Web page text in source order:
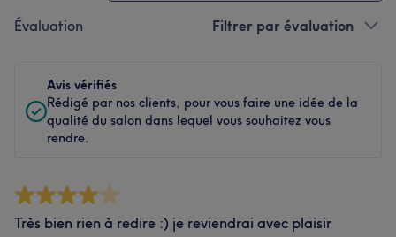
Évaluation Filtrer par évaluation
Avis vérifiés
Rédigé par nos clients, pour vous faire une idée de la
qualité du salon dans lequel vous souhaitez vous
rendre.
Très bien rien à redire :) je reviendrai avec plaisir